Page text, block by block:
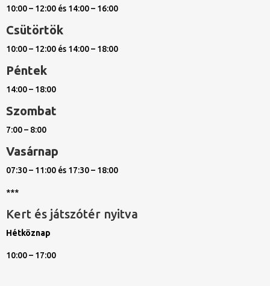
10:00 – 12:00 és 14:00 – 16:00
Csütörtök
10:00 – 12:00 és 14:00 – 18:00
Péntek
14:00 – 18:00
Szombat
7:00 – 8:00
Vasárnap
07:30 – 11:00 és 17:30 – 18:00
***
Kert és játszótér nyitva
Hétköznap
10:00 – 17:00